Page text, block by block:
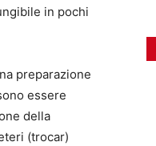
in pochi
preparazione
essere
della
(trocar)